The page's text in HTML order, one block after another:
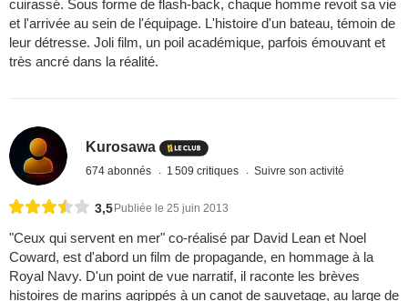
cuirassé. Sous forme de flash-back, chaque homme revoit sa vie
et l'arrivée au sein de l'équipage. L'histoire d'un bateau, témoin de
leur détresse. Joli film, un poil académique, parfois émouvant et
très ancré dans la réalité.
Kurosawa
674 abonnés 1 509 critiques Suivre son activité
3,5Publiée le 25 juin 2013
"Ceux qui servent en mer" co-réalisé par David Lean et Noel
Coward, est d'abord un film de propagande, en hommage à la
Royal Navy. D'un point de vue narratif, il raconte les brèves
histoires de marins agrippés à un canot de sauvetage, au large de